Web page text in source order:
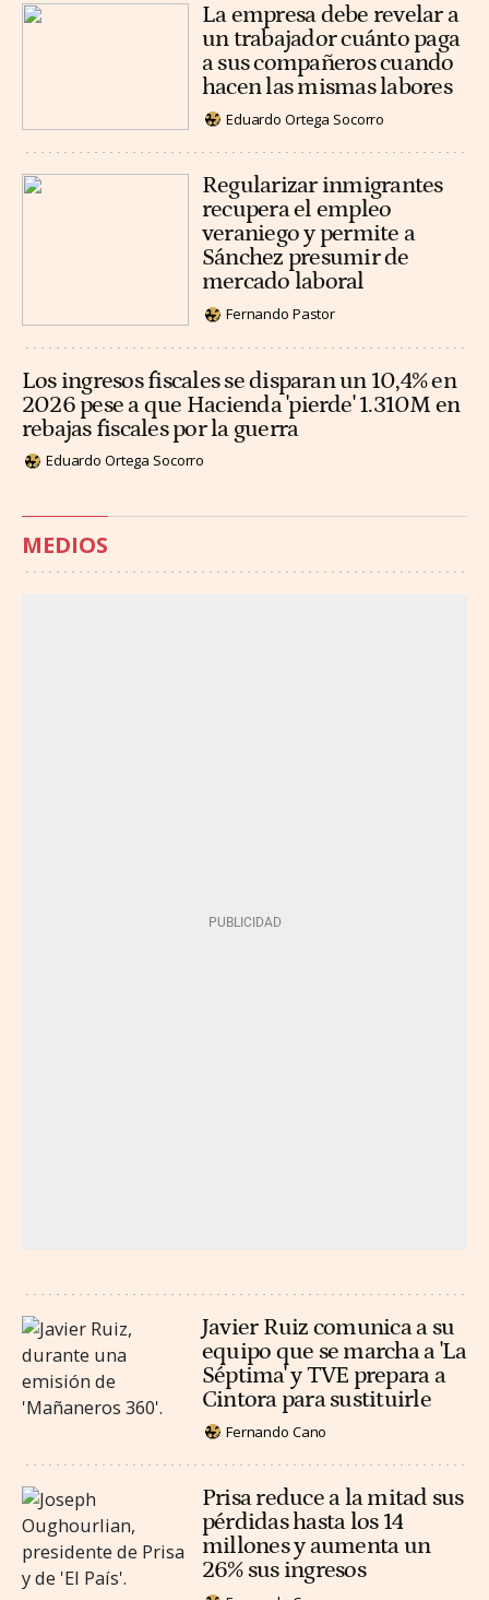
La empresa debe revelar a
un trabajador cuánto paga
a sus compañeros cuando
hacen las mismas labores
Eduardo Ortega Socorro
Regularizar inmigrantes
recupera el empleo
veraniego y permite a
Sánchez presumir de
mercado laboral
Fernando Pastor
Los ingresos fiscales se disparan un 10,4% en
2026 pese a que Hacienda 'pierde' 1.310M en
rebajas fiscales por la guerra
Eduardo Ortega Socorro
MEDIOS
Javier Ruiz comunica a su
equipo que se marcha a 'La
Séptima' y TVE prepara a
Cintora para sustituirle
Fernando Cano
Prisa reduce a la mitad sus
pérdidas hasta los 14
millones y aumenta un
26% sus ingresos